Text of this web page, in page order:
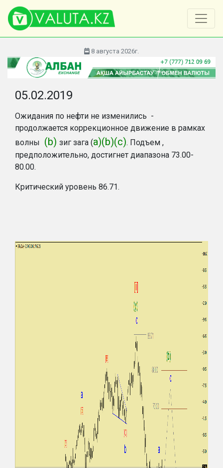
8 августа 2026г.
05.02.2019
Ожидания по нефти не изменились -
продолжается коррекционное движение в рамках
волны (b) зиг зага (a)(b)(c). Подъем ,
предположительно, достигнет диапазона 73.00-
80.00.
Критический уровень 86.71.